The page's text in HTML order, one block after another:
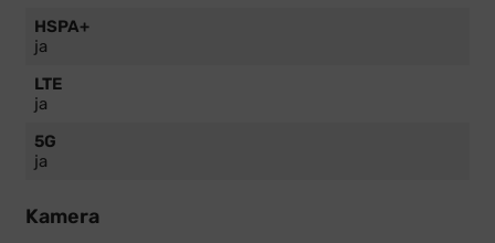
HSPA+
ja
LTE
ja
5G
ja
Kamera